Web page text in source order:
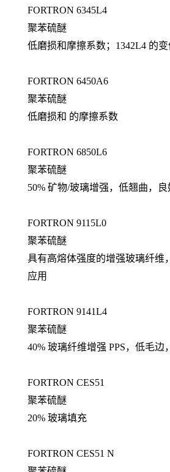
FORTRON 6345L4
聚苯硫醚
低磨损和摩擦系数；1342L4 的
FORTRON 6450A6
聚苯硫醚
低磨损和 的摩擦系数
FORTRON 6850L6
聚苯硫醚
50% 矿物/玻璃增强，低翘曲，
FORTRON 9115L0
聚苯硫醚
具有高熔体强度的增强玻璃纤维
应用
FORTRON 9141L4
聚苯硫醚
40% 玻璃纤维增强 PPS，低毛边
FORTRON CES51
聚苯硫醚
20% 玻璃填充
FORTRON CES51 N